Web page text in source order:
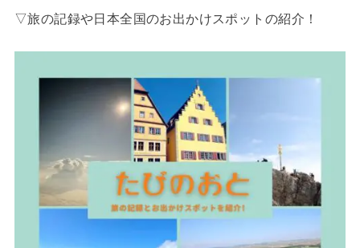
▽旅の記録や日本全国のお出かけスポットの紹介！